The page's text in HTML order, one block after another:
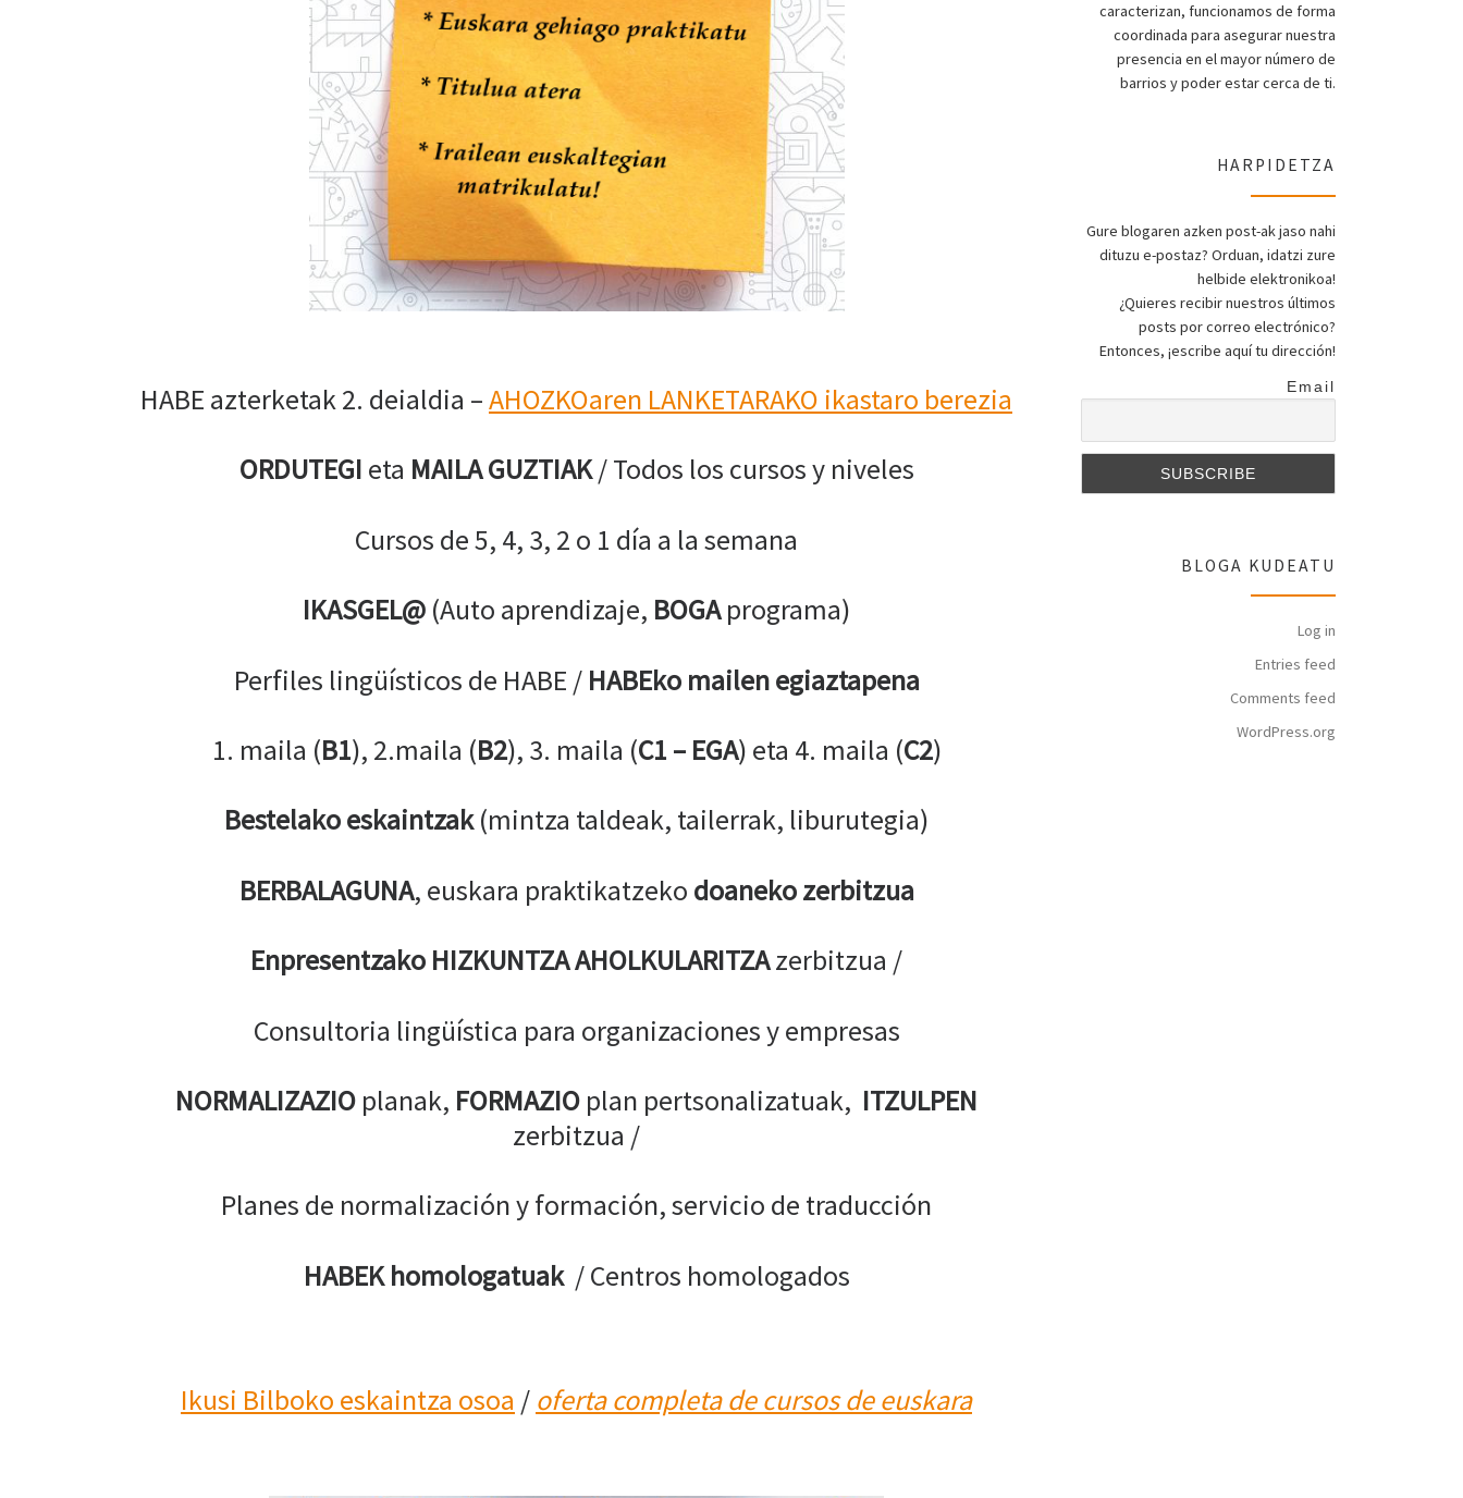
HABE azterketak 2. deialdia –AHOZKOaren LANKETARAKO ikastaro berezia
ORDUTEGI eta MAILA GUZTIAK/ Todos los cursos y niveles
Cursos de 5, 4, 3, 2 o 1 día a la semana
IKASGEL@ (Auto aprendizaje, BOGAprograma)
Perfiles lingüísticos de HABE /HABEko mailen egiaztapena
1. maila (B1), 2.maila (B2), 3. maila (C1 – EGA) eta 4. maila (C2)
Bestelako eskaintzak(mintza taldeak, tailerrak, liburutegia)
BERBALAGUNA, euskara praktikatzeko doaneko zerbitzua
Enpresentzako HIZKUNTZA AHOLKULARITZAzerbitzua /
Consultoria lingüística para organizaciones y empresas
NORMALIZAZIO planak, FORMAZIO plan pertsonalizatuak, ITZULPEN
zerbitzua /
Planes de normalización y formación, servicio de traducción
HABEK homologatuak / Centros homologados
Ikusi Bilboko eskaintza osoa / oferta completa de cursos de euskara
caracterizan, funcionamos de forma
coordinada para asegurar nuestra
presencia en el mayor número de
barrios y poder estar cerca de ti.
HARPIDETZA
Gure blogaren azken post-ak jaso nahi
dituzu e-postaz? Orduan, idatzi zure
helbide elektronikoa!
¿Quieres recibir nuestros últimos
posts por correo electrónico?
Entonces, ¡escribe aquí tu dirección!
Email
BLOGA KUDEATU
Log in
Entries feed
Comments feed
WordPress.org